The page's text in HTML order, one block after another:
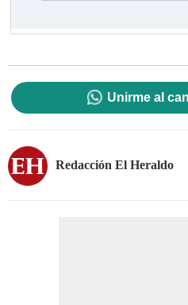
Unirme al
Redacción El Heraldo